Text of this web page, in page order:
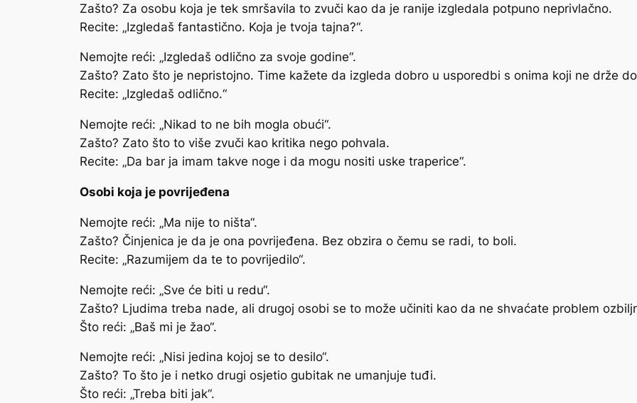
Zašto? Za osobu koja je tek smršavila to zvuči kao da je ranije izgledala potpuno neprivlačno.
Recite: „Izgledaš fantastično. Koja je tvoja tajna?“.
Nemojte reći: „Izgledaš odlično za svoje godine“.
Zašto? Zato što je nepristojno. Time kažete da izgleda dobro u usporedbi s onima koji ne drže
Recite: „Izgledaš odlično.“
Nemojte reći: „Nikad to ne bih mogla obući“.
Zašto? Zato što to više zvuči kao kritika nego pohvala.
Recite: „Da bar ja imam takve noge i da mogu nositi uske traperice“.
Osobi koja je povrijeđena
Nemojte reći: „Ma nije to ništa“.
Zašto? Činjenica je da je ona povrijeđena. Bez obzira o čemu se radi, to boli.
Recite: „Razumijem da te to povrijedilo“.
Nemojte reći: „Sve će biti u redu“.
Zašto? Ljudima treba nade, ali drugoj osobi se to može učiniti kao da ne shvaćate problem
Što reći: „Baš mi je žao“.
Nemojte reći: „Nisi jedina kojoj se to desilo“.
Zašto? To što je i netko drugi osjetio gubitak ne umanjuje tuđi.
Što reći: „Treba biti jak“.